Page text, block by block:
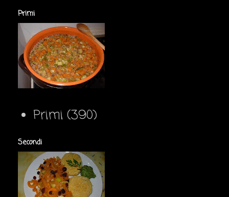
Primi
Primi (390)
Secondi